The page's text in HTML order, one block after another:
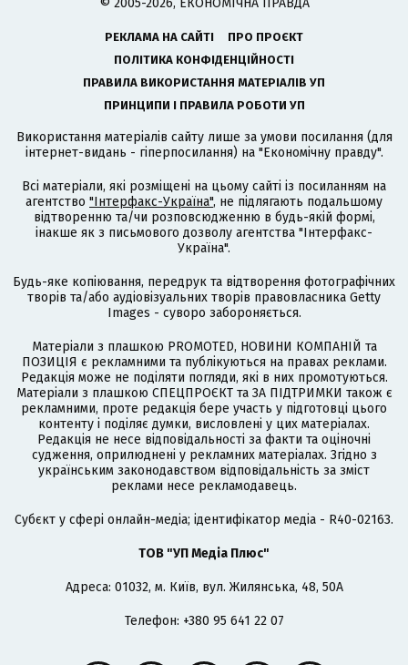
© 2005-2026, ЕКОНОМІЧНА ПРАВДА
РЕКЛАМА НА САЙТІ
ПРО ПРОЄКТ
ПОЛІТИКА КОНФІДЕНЦІЙНОСТІ
ПРАВИЛА ВИКОРИСТАННЯ МАТЕРІАЛІВ УП
ПРИНЦИПИ І ПРАВИЛА РОБОТИ УП
Використання матеріалів сайту лише за умови посилання (для
інтернет-видань - гіперпосилання) на "Економічну правду".
Всі матеріали, які розміщені на цьому сайті із посиланням на
агентство "Інтерфакс-Україна", не підлягають подальшому
відтворенню та/чи розповсюдженню в будь-якій формі,
інакше як з письмового дозволу агентства "Інтерфакс-
Україна".
Будь-яке копіювання, передрук та відтворення фотографічних
творів та/або аудіовізуальних творів правовласника Getty
Images - суворо забороняється.
Матеріали з плашкою PROMOTED, НОВИНИ КОМПАНІЙ та
ПОЗИЦІЯ є рекламними та публікуються на правах реклами.
Редакція може не поділяти погляди, які в них промотуються.
Матеріали з плашкою СПЕЦПРОЄКТ та ЗА ПІДТРИМКИ також є
рекламними, проте редакція бере участь у підготовці цього
контенту і поділяє думки, висловлені у цих матеріалах.
Редакція не несе відповідальності за факти та оціночні
судження, оприлюднені у рекламних матеріалах. Згідно з
українським законодавством відповідальність за зміст
реклами несе рекламодавець.
Cубєкт у сфері онлайн-медіа; ідентифікатор медіа - R40-02163.
ТОВ "УП Медіа Плюс"
Адреса: 01032, м. Київ, вул. Жилянська, 48, 50А
Телефон: +380 95 641 22 07